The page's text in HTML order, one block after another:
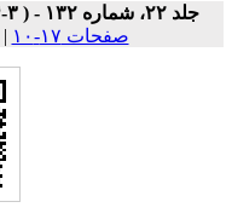
جلد ۲۲، شماره ۱۳۲ - ( ۳-۱۳۹۴ )
صفحات ۱۷-۱۰
|